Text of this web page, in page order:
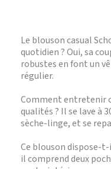
Le blouson casual
quotidien ? Oui, sa
robustes en font un
régulier.
Comment entretenir
qualités ? Il se lave à
sèche-linge, et se
Ce blouson dispose-
il comprend deux